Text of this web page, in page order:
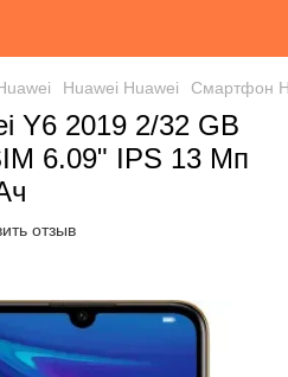
Huawei Huawei Смартфон
Y6 2019 2/32 GB
6.09" IPS 13 Мп
отзыв